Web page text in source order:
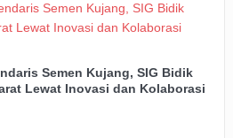
Semen Kujang, SIG Bidik
Lewat Inovasi dan Kolaborasi